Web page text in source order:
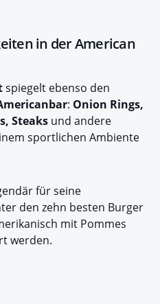
in der American
spiegelt ebenso den
: Onion Rings,
Steaks und andere
sportlichen Ambiente
für seine
den zehn besten Burger
mit Pommes
werden.